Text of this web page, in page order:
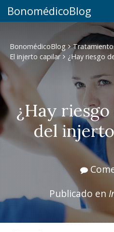
BonomédicoBlog
BonomédicoBlog
El injerto capilar
¿Hay riesgo
¿Hay
del
Publicado en